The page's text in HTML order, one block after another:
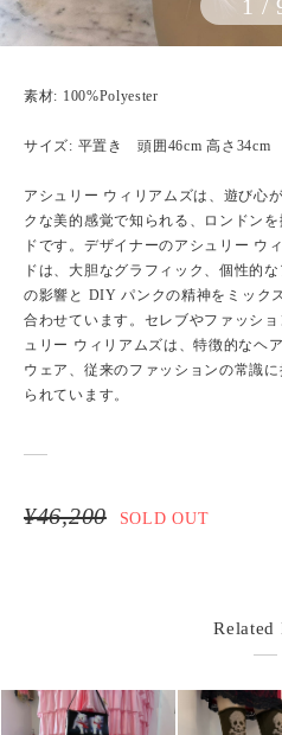
1 /
素材: 100%Polyester
サイズ: 平置き 頭囲46cm 高さ34cm
アシュリー ウィリアムズは、遊び心
クな美的感覚で知られる、ロンドン
ドです。デザイナーのアシュリー ウ
ドは、大胆なグラフィック、個性的
の影響と DIY パンクの精神をミック
合わせています。セレブやファッシ
ュリー ウィリアムズは、特徴的なヘ
ウェア、従来のファッションの常識
られています。
¥46,200 SOLD OUT
Related